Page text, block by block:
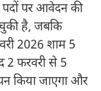
पदों पर आवेदन की
है, जबकि
2026 शाम 5
2 फरवरी से 5
किया जाएगा और